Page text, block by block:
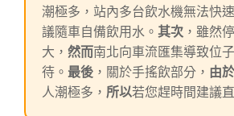
潮極多，站內多台飲水機無法快速
議隨車自備飲用水。 其次 ，雖然
大， 然而南北向車流匯集導致位
待。 最後 ，關於手搖飲部分， 由於
人潮極多， 所以若您趕時間建議